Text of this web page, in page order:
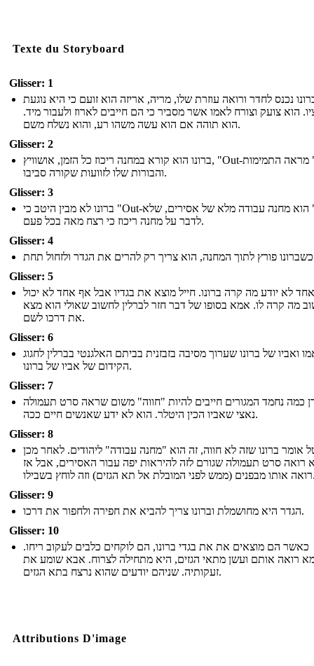
Texte du Storyboard
Glisser: 1
נכנס לחדר ורואה עוזרת שלו, מריה, אריזה הוא זועם כי היא נוגעת
הוא צועק וצורח לאמו אשר מסביר כי הם חייבים לארוז ולעבור מיד.
הוא תוהה אם הוא עשה משהו רע, והוא נשלח משם.
Glisser: 2
ברונו הוא קורא במחנה ריכוז כל הזמן, אושוויץ, "Out-עם," מראה התמימות
והבורות שלו לזוועות שקורה סביבו.
Glisser: 3
ברונו לא מבין היטב כי "Out-עם" הוא מחנה עבודה מלא של אסירים, שלא
לדבר על מחנה ריכוז כי רצח מאה בכל פעם.
Glisser: 4
Glisser: 5
לא יודע מה קרה ברונו. חייל מוצא את בגדיו אבל אף אחד לא יכול
מה קרה לו. אמא בסופו של דבר חזר לברלין לחשוב שאולי הוא מצא
את דרכו לשם.
Glisser: 6
ואביו של ברונו שערוך מסיבה בזבזנית בביתם האלגנטי בברלין לחגוג
הקידום של אביו של ברונו.
Glisser: 7
דן כמה נחמד המגורים חייבים להיות "חווה" משום שראה סרט תעמולה
נאצי שאביו הכין היטלר. הוא לא ידע שאנשים חיים ככה.
Glisser: 8
אומר ברונו שזה לא חווה, זה הוא "מחנה עבודה" ליהודים. לאחר מכן
רואה סרט תעמולה שגורם לזה להיראות יפה עבור האסירים, אבל אז
וזה לוחץ בשבילו.
Glisser: 9
הגדר היא מחושמלת וברונו צריך להביא את חפירה ולחפור את דרכו.
Glisser: 10
כאשר הם מוצאים את את בגדי ברונו, הם לוקחים כלבים לעקוב ריחו.
רואה אותם ועשן מתאי הגזים, היא מתחילה לצרוח. אבא שומע את
זעקותיה. שניהם יודעים שהוא נרצח בתא הגזים.
Attributions D'image